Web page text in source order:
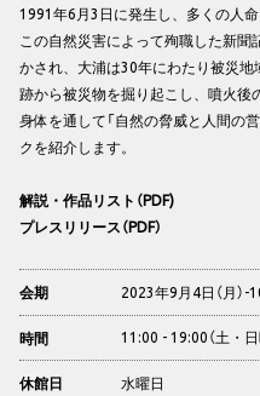
1991年6月3日に発生し、多くの人
この自然災害によって殉職した新
かされ、大浦は30年にわたり被災
跡から被災物を掘り起こし、噴火
身体を通して「自然の脅威と人間の
クを紹介します。
解説・作品リスト（PDF)
プレスリリース（PDF）
会期 2023年9月4日（月）-
時間 11:00 - 19:00（土・
休館日 水曜日